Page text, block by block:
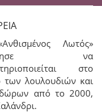
Λωτός»
να
στο
λουλουδιών και
από το 2000,